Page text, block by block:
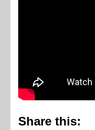
Share this: